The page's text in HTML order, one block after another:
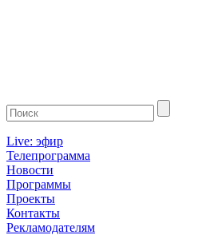
Live: эфир
Телепрограмма
Новости
Программы
Проекты
Контакты
Рекламодателям